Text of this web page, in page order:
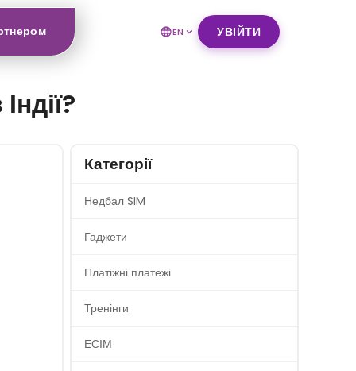
EN УВІЙТИ
Категорії
Недбал SIM
Гаджети
Платіжні платежі
Тренінги
ЕСІМ